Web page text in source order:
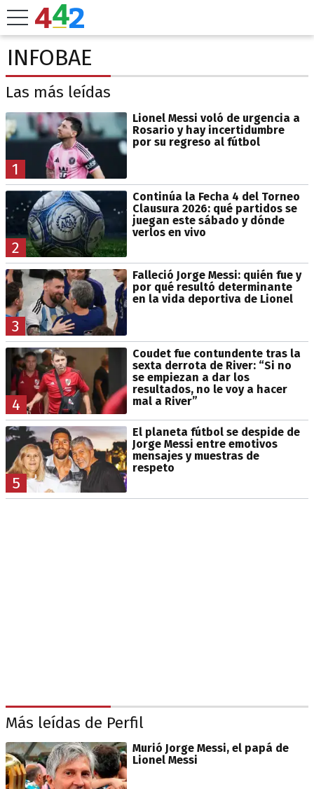
INFOBAE
Las más leídas
1
Lionel Messi voló de urgencia a
Rosario y hay incertidumbre
por su regreso al fútbol
2
Continúa la Fecha 4 del Torneo
Clausura 2026: qué partidos se
juegan este sábado y dónde
verlos en vivo
3
Falleció Jorge Messi: quién fue y
por qué resultó determinante
en la vida deportiva de Lionel
4
Coudet fue contundente tras la
sexta derrota de River: “Si no
se empiezan a dar los
resultados, no le voy a hacer
mal a River”
5
El planeta fútbol se despide de
Jorge Messi entre emotivos
mensajes y muestras de
respeto
Más leídas de Perfil
Murió Jorge Messi, el papá de
Lionel Messi